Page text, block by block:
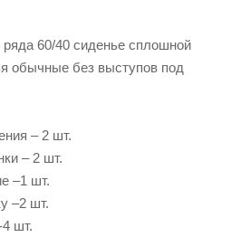
ряда 60/40 сиденье сплошной
обычные без выступов под
– 2 шт.
– 2 шт.
–1 шт.
–2 шт.
шт.